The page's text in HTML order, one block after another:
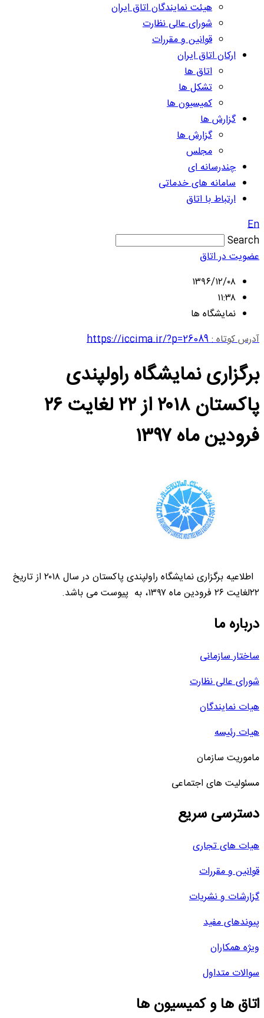
هیئت نمایندگان اتاق ایران
شورای عالی نظارت
قوانین و مقررات
ارکان اتاق ایران
اتاق ها
تشکل ها
کمیسیون ها
گزارش ها
گزارش ها
مجلس
چندرسانه ای
سامانه های خدماتی
ارتباط با اتاق
En
Search
عضویت در اتاق
۱۳۹۶/۱۲/۰۸
۱۱:۳۸
نمایشگاه ها
آدرس کوتاه :https://iccima.ir/?p=26089
برگزاری نمایشگاه راولپندی
پاکستان ۲۰۱۸ از ۲۲ لغایت ۲۶
فرودین ماه ۱۳۹۷
اطلاعیه برگزاری نمایشگاه راولپندی پاکستان در سال ۲۰۱۸ از تاریخ
۲۲لغایت ۲۶ فرودین ماه ۱۳۹۷، به پیوست می باشد.
درباره ما
ساختار سازمانی
شورای عالی نظارت
هیات نمایندگان
هیات رئیسه
ماموریت سازمان
مسئولیت های اجتماعی
دسترسی سریع
هیات های تجاری
قوانین و مقررات
گزارشات و نشریات
پیوندهای مفید
ویژه همکاران
سوالات متداول
اتاق ها و کمیسیون ها